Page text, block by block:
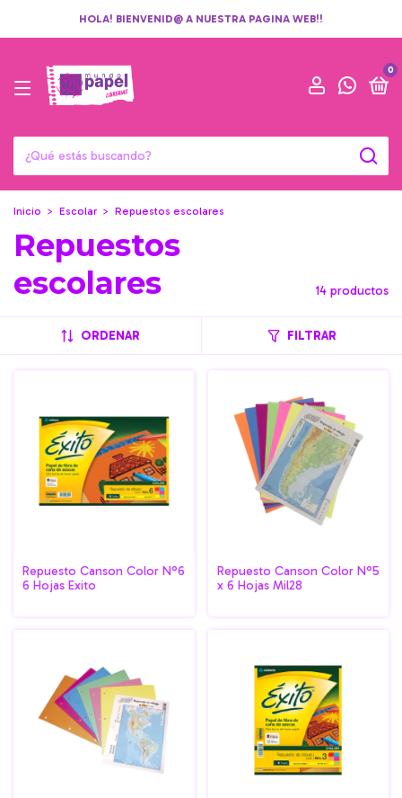
HOLA! BIENVENID@ A NUESTRA PAGINA WEB!!
0
Inicio > Escolar > Repuestos escolares
Repuestos
escolares
14 productos
ORDENAR FILTRAR
Repuesto Canson Color N°6
6 Hojas Exito
Repuesto Canson Color N°5
x 6 Hojas Mil28